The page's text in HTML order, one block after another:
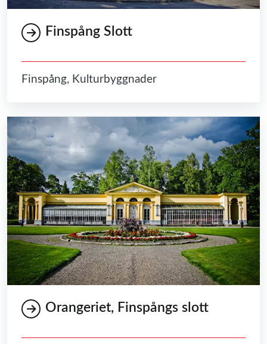
Finspång Slott
Finspång, Kulturbyggnader
Orangeriet, Finspångs slott